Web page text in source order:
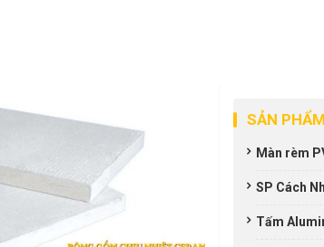
SẢN PHẨM
Màn rèm
SP Cách
Tấm